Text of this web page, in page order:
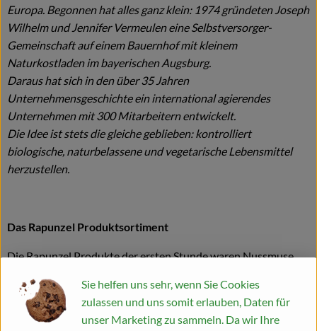
Europa. Begonnen hat alles ganz klein: 1974 gründeten Joseph
Wilhelm und Jennifer Vermeulen eine Selbstversorger-
Gemeinschaft auf einem Bauernhof mit kleinem
Naturkostladen im bayerischen Augsburg.
Daraus hat sich in den über 35 Jahren
Unternehmensgeschichte ein international agierendes
Unternehmen mit 300 Mitarbeitern entwickelt.
Die Idee ist stets die gleiche geblieben: kontrolliert
biologische, naturbelassene und vegetarische Lebensmittel
herzustellen.
Das Rapunzel Produktsortiment
Die Rapunzel Produkte der ersten Stunde waren Nussmuse,
ca. 550 Produkte. Zusätzlich zählen heute Erzeugnisse wie
Teigwaren, Speiseöle, Schokoladen und Kaffee zum
Kernsortiment. Die Hälfte dieser Produkte wird in Legau im
Sie helfen uns sehr, wenn Sie Cookies
zulassen und uns somit erlauben, Daten für
unser Marketing zu sammeln. Da wir Ihre